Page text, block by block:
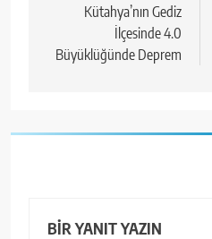
gezinmesi
Kütahya’nın Gediz
İlçesinde 4.0
Büyüklüğünde Deprem
BIR YANIT YAZIN